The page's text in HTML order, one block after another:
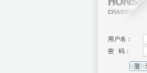
用户名：
密 码：